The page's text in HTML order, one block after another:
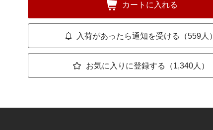
カートに入れる
入荷があったら通知を受ける（559人）
お気に入りに登録する（1,340人）